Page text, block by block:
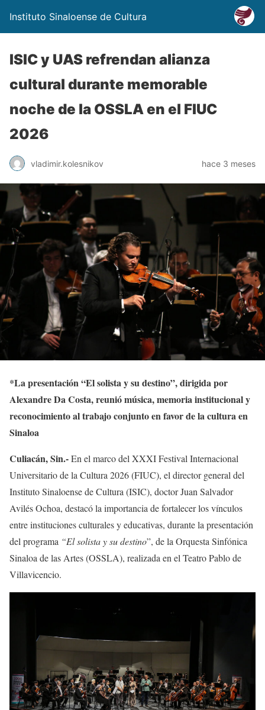
Instituto Sinaloense de Cultura
ISIC y UAS refrendan alianza
cultural durante memorable
noche de la OSSLA en el FIUC
2026
vladimir.kolesnikov hace 3 meses
*La presentación “El solista y su destino”, dirigida por
Alexandre Da Costa, reunió música, memoria institucional y
reconocimiento al trabajo conjunto en favor de la cultura en
Sinaloa
Culiacán, Sin.-En el marco del XXXI Festival Internacional
Universitario de la Cultura 2026 (FIUC), el director general del
Instituto Sinaloense de Cultura (ISIC), doctor Juan Salvador
Avilés Ochoa, destacó la importancia de fortalecer los vínculos
entre instituciones culturales y educativas, durante la presentación
del programa “El solista y su destino”, de la Orquesta Sinfónica
Sinaloa de las Artes (OSSLA), realizada en el Teatro Pablo de
Villavicencio.